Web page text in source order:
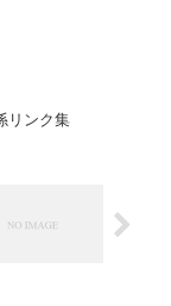
リンク集